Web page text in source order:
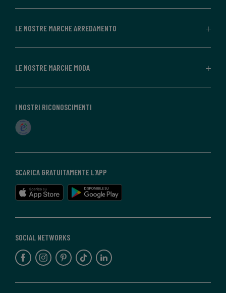
LE NOSTRE MARCHE ARREDAMENTO
LE NOSTRE MARCHE MODA
SOCIAL NETWORKS
SCARICA GRATUITAMENTE L'APP
I NOSTRI RICONOSCIMENTI